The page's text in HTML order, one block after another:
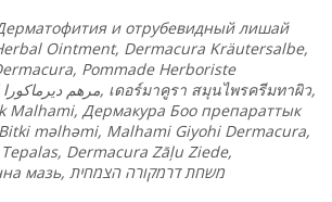
и отрубевидный лишай
Ointment, Dermacura Kräutersalbe,
Pommade Herboriste
مرهم ديرماكورا , เดอร์มาคูรา สมุนไพรครีมทาผิว,
Malhami, Дермакура Боо препараттык
məlhəmi, Malhami Giyohi Dermacura,
Dermacura Zāļu Ziede,
мазь,
משחת דרמקורה הצמחית